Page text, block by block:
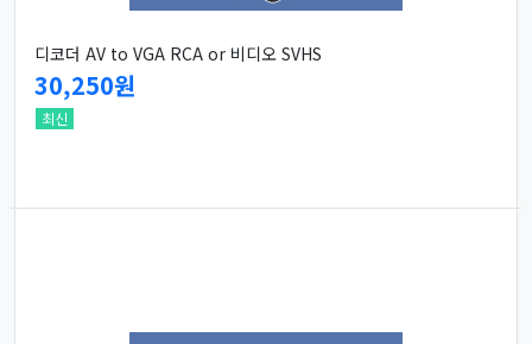
디코더 AV to VGA RCA or 비디오 SVHS
30,250원
최신